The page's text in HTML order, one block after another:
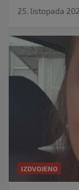
25. listopada
IZDVOJENO